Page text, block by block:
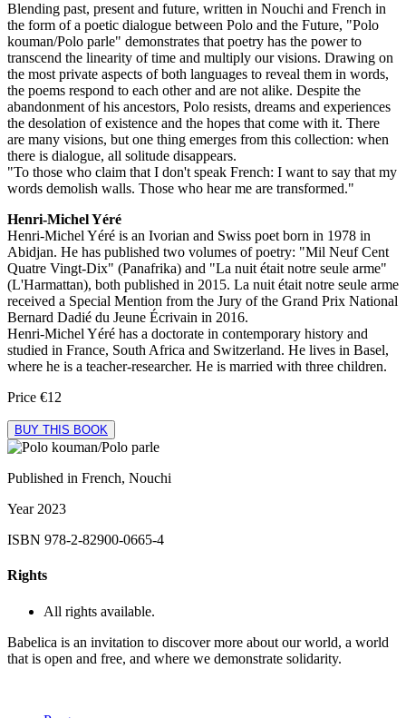
Blending past, present and future, written in Nouchi and French in
the form of a poetic dialogue between Polo and the Future, "Polo
kouman/Polo parle" demonstrates that poetry has the power to
transcend the linearity of time and multiply our visions. Drawing on
the most private aspects of both languages to reveal them in words,
the poems respond to each other and are not alike. Despite the
abandonment of his ancestors, Polo resists, dreams and experiences
the desolation of existence and the hopes that come with it. There
are many visions, but one thing emerges from this collection: when
there is dialogue, all solitude disappears.
"To those who claim that I don't speak French: I want to say that my
words demolish walls. Those who hear me are transformed."
Henri-Michel Yéré
Henri-Michel Yéré is an Ivorian and Swiss poet born in 1978 in
Abidjan. He has published two volumes of poetry: "Mil Neuf Cent
Quatre Vingt-Dix" (Panafrika) and "La nuit était notre seule arme"
(L'Harmattan), both published in 2015. La nuit était notre seule arme
received a Special Mention from the Jury of the Grand Prix National
Bernard Dadié du Jeune Écrivain in 2016.
Henri-Michel Yéré has a doctorate in contemporary history and
studied in France, South Africa and Switzerland. He lives in Basel,
where he is a teacher-researcher. He is married with three children.
Price €12
BUY THIS BOOK
Published in French, Nouchi
Year2023
ISBN 978-2-82900-0665-4
Rights
All rights available.
Babelica is an invitation to discover more about our world, a world
that is open and free, and where we demonstrate solidarity.